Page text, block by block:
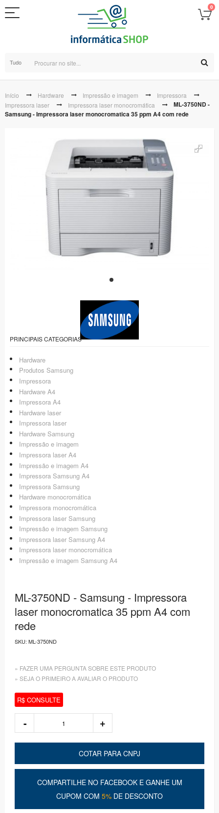
0
Tudo
Início Hardware Impressão e imagem
Impressora
Impressora laser
Impressora laser monocromática
ML-3750ND -
Samsung - Impressora laser monocromatica 35 ppm A4 com rede
PRINCIPAIS CATEGORIAS
Hardware
Produtos Samsung
Impressora
Hardware A4
Impressora A4
Hardware laser
Impressora laser
Hardware Samsung
Impressão e imagem
Impressora laser A4
Impressão e imagem A4
Impressora Samsung A4
Impressora Samsung
Hardware monocromática
Impressora monocromática
Impressora laser Samsung
Impressão e imagem Samsung
Impressora laser Samsung A4
Impressora laser monocromática
Impressão e imagem Samsung A4
ML-3750ND - Samsung - Impressora
laser monocromatica 35 ppm A4 com
rede
SKU: ML-3750ND
» FAZER UMA PERGUNTA SOBRE ESTE PRODUTO
» SEJA O PRIMEIRO A AVALIAR O PRODUTO
R$ CONSULTE
COTAR PARA CNPJ
COMPARTILHE NO FACEBOOK E GANHE UM
CUPOM COM 5% DE DESCONTO